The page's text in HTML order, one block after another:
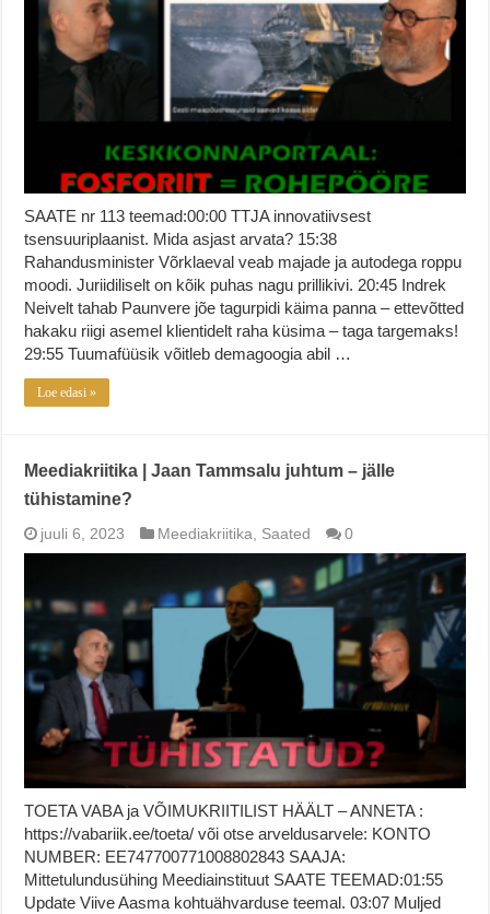
SAATE nr 113 teemad:00:00 TTJA innovatiivsest
tsensuuriplaanist. Mida asjast arvata? 15:38
Rahandusminister Võrklaeval veab majade ja autodega roppu
moodi. Juriidiliselt on kõik puhas nagu prillikivi. 20:45 Indrek
Neivelt tahab Paunvere jõe tagurpidi käima panna – ettevõtted
hakaku riigi asemel klientidelt raha küsima – taga targemaks!
29:55 Tuumafüüsik võitleb demagoogia abil …
Loe edasi »
Meediakriitika | Jaan Tammsalu juhtum – jälle
tühistamine?
juuli 6, 2023 Meediakriitika, Saated 0
TOETA VABA ja VÕIMUKRIITILIST HÄÄLT – ANNETA :
https://vabariik.ee/toeta/ või otse arveldusarvele: KONTO
NUMBER: EE747700771008802843 SAAJA:
Mittetulundusühing Meediainstituut SAATE TEEMAD:01:55
Update Viive Aasma kohtuähvarduse teemal. 03:07 Muljed